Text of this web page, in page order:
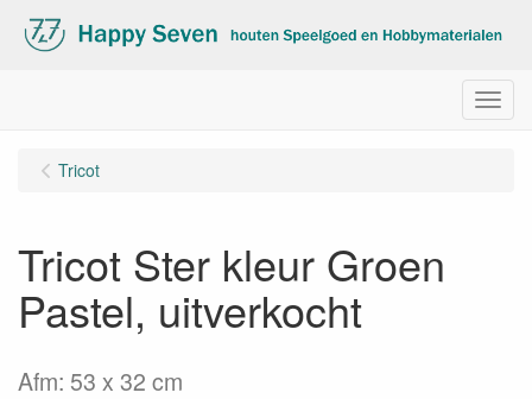
Menu
Tricot
Tricot Ster kleur Groen
Pastel, uitverkocht
Afm: 53 x 32 cm